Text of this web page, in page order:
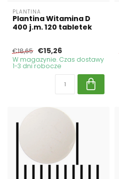
PLANTINA
Plantina Witamina D
400 j.m. 120 tabletek
€18,65 €15,26
W magazynie. Czas dostawy
1-3 dni robocze